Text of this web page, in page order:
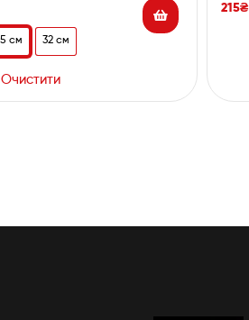
см 32 см
Очистити
215₴